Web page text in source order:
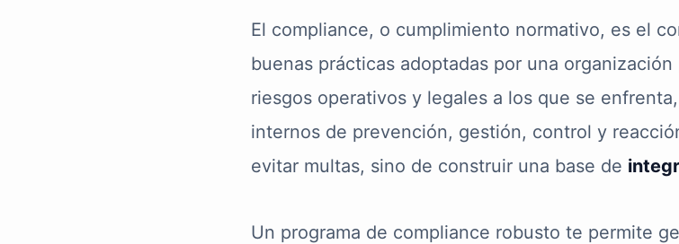
El compliance, o cumplimiento normativo, es el
buenas prácticas adoptadas por una
riesgos operativos y legales a los que se
internos de prevención, gestión, control y
evitar multas, sino de construir una base de
Un programa de compliance robusto te permite